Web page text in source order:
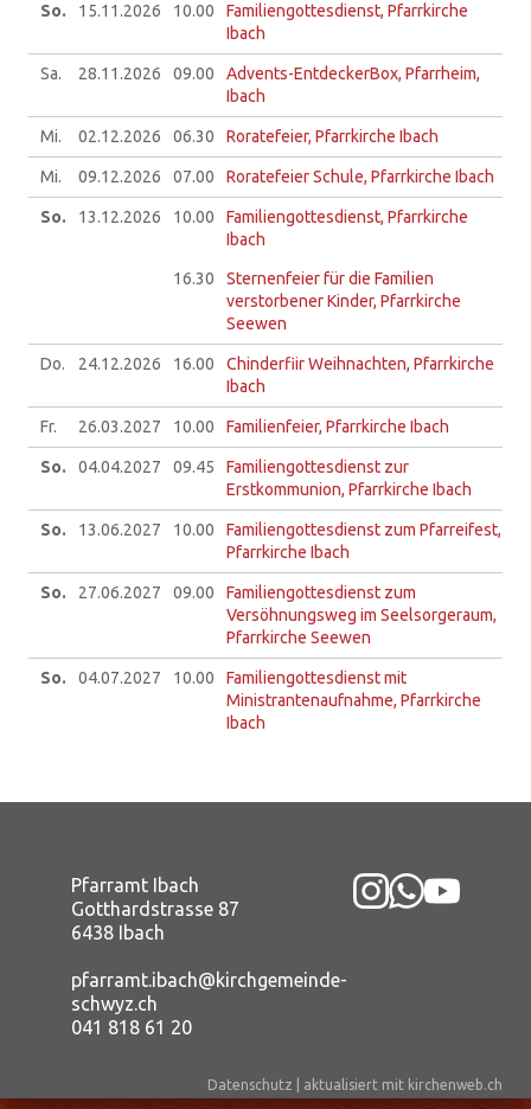
So. 15.11.2026 10.00
Familiengottesdienst, Pfarrkirche
Ibach
Sa. 28.11.2026 09.00
Advents-EntdeckerBox, Pfarrheim,
Ibach
Mi. 02.12.2026 06.30 Roratefeier, Pfarrkirche Ibach
Mi. 09.12.2026 07.00 Roratefeier Schule, Pfarrkirche Ibach
So. 13.12.2026 10.00
Familiengottesdienst, Pfarrkirche
Ibach
16.30
Sternenfeier für die Familien
verstorbener Kinder, Pfarrkirche
Seewen
Do. 24.12.2026 16.00
Chinderfiir Weihnachten, Pfarrkirche
Ibach
Fr. 26.03.2027 10.00 Familienfeier, Pfarrkirche Ibach
So. 04.04.2027 09.45
Familiengottesdienst zur
Erstkommunion, Pfarrkirche Ibach
So. 13.06.2027 10.00
Familiengottesdienst zum Pfarreifest,
Pfarrkirche Ibach
So. 27.06.2027 09.00
Familiengottesdienst zum
Versöhnungsweg im Seelsorgeraum,
Pfarrkirche Seewen
So. 04.07.2027 10.00
Familiengottesdienst mit
Ministrantenaufnahme, Pfarrkirche
Ibach
Pfarramt Ibach
Gotthardstrasse 87
6438 Ibach
pfarramt.ibach@kirchgemeinde-
schwyz.ch
041 818 61 20
Datenschutz aktualisiert mit kirchenweb.ch